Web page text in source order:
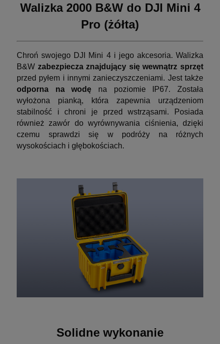
Walizka 2000 B&W do DJI Mini 4
Pro (żółta)
Chroń swojego DJI Mini 4 i jego akcesoria. Walizka
B&W zabezpiecza znajdujący się wewnątrz sprzęt
przed pyłem i innymi zanieczyszczeniami. Jest także
odporna na wodę na poziomie IP67. Została
wyłożona pianką, która zapewnia urządzeniom
stabilność i chroni je przed wstrząsami. Posiada
również zawór do wyrównywania ciśnienia, dzięki
czemu sprawdzi się w podróży na różnych
wysokościach i głębokościach.
Solidne wykonanie